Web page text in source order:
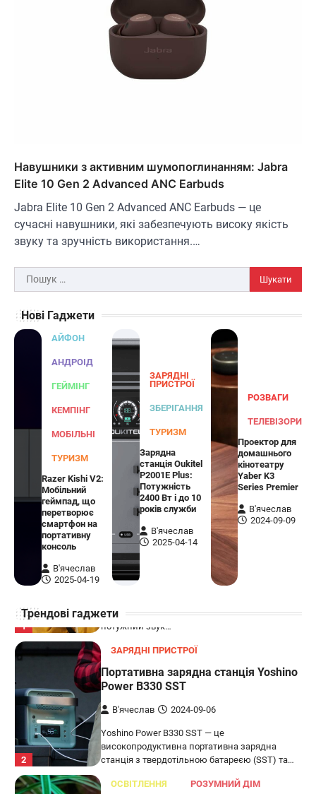
Навушники з активним шумопоглинанням: Jabra
Elite 10 Gen 2 Advanced ANC Earbuds
Jabra Elite 10 Gen 2 Advanced ANC Earbuds — це
сучасні навушники, які забезпечують високу якість
звуку та зручність використання.…
Пошук:
Нові Гаджети
АЙФОН
АНДРОІД
ГЕЙМІНГ
КЕМПІНГ
МОБІЛЬНІ
ТУРИЗМ
Razer Kishi V2:
Мобільний
геймпад, що
перетворює
смартфон на
портативну
консоль
В'ячеслав
2025-04-19
ЗАРЯДНІ
ПРИСТРОЇ
ЗБЕРІГАННЯ
ТУРИЗМ
Зарядна
станція Oukitel
P2001E Plus:
Потужність
2400 Вт і до 10
років служби
В'ячеслав
2025-04-14
РОЗВАГИ
ТЕЛЕВІЗОРИ
Проектор для
домашнього
кінотеатру
Yaber K3
Series Premier
В'ячеслав
2024-09-09
Трендові гаджети
3
В'ячеслав 2024-09-05
AiDot Linkind — це розумні сонячні
освітлення вашого подвір'я, саду або…
ЗАРЯДНІ ПРИСТРОЇ
Joyroom JR-TCW02 — це універсальний
дорожній адаптер потужністю 65 Вт,
розроблений для заряджання ваших
ГЕЙМІНГ
Бездротовий контролер 8BitDo Lite
SE 2.4G для Xbox
В'ячеслав 2024-09-03
8BitDo Lite SE 2.4G — це компактний
бездротовий контролер, розроблений
спеціально для Xbox. Завдяки своєму…
1
АУДІО КОЛОНКИ
Бездротова колонка LG XBOOM Go
XG2T
В'ячеслав 2024-09-07
бездротова колонка, яка поєднує в собі
потужний звук…
2
ЗАРЯДНІ ПРИСТРОЇ
Портативна зарядна станція Yoshino
Power B330 SST
В'ячеслав 2024-09-06
Yoshino Power B330 SST — це
високопродуктивна портативна зарядна
станція з твердотільною батареєю (SST) та…
ОСВІТЛЕННЯ РОЗУМНИЙ ДІМ